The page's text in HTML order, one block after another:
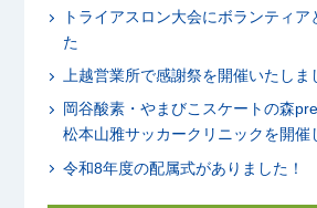
トライアスロン大会にボランティア
た
上越営業所で感謝祭を開催いたしま
岡谷酸素・やまびこスケートの森
松本山雅サッカークリニックを開催
令和8年度の配属式がありました！